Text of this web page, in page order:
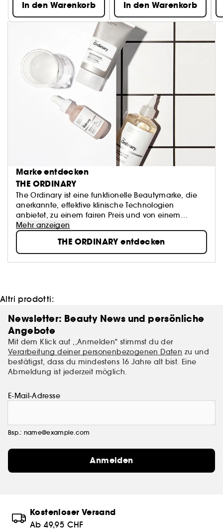
In den Warenkorb In den Warenkorb
Marke entdecken
THE ORDINARY
The Ordinary ist eine funktionelle Beautymarke, die
anerkannte, effektive klinische Technologien
anbietet, zu einem fairen Preis und von einem
transparenten Diskurs begleitet wird.
In der Hautpflegeindustrie ist Integrität selten. Einige
Technologien, die heute "gewöhnlich" sind, werden
immer noch als revolutionär dargestellt und zu
ungerechtfertigten Preisen angeboten, was den
Mehr anzeigen
THE ORDINARY entdecken
Altri prodotti:
Newsletter: Beauty News und persönliche
Angebote
Mit dem Klick auf ,,Anmelden" stimmst du der
Verarbeitung deiner personenbezogenen Daten zu und
bestätigst, dass du mindestens 16 Jahre alt bist. Eine
Abmeldung ist jederzeit möglich.
E-Mail-Adresse
Bsp.: name@example.com
Anmelden
Kostenloser Versand
Ab 49,95 CHF